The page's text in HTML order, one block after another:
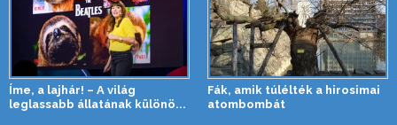
Íme, a lajhár! – A világ
leglassabb állatának különö...
Fák, amik túlélték a hirosimai
atombombát